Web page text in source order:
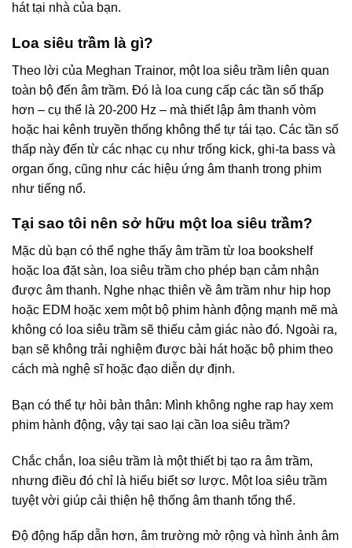
hát tại nhà của bạn.
Loa siêu trầm là gì?
Theo lời của Meghan Trainor, một loa siêu trầm liên quan
toàn bộ đến âm trầm. Đó là loa cung cấp các tần số thấp
hơn – cụ thể là 20-200 Hz – mà thiết lập âm thanh vòm
hoặc hai kênh truyền thống không thể tự tái tạo. Các tần số
thấp này đến từ các nhạc cụ như trống kick, ghi-ta bass và
organ ống, cũng như các hiệu ứng âm thanh trong phim
như tiếng nổ.
Tại sao tôi nên sở hữu một loa siêu trầm?
Mặc dù bạn có thể nghe thấy âm trầm từ loa bookshelf
hoặc loa đặt sàn, loa siêu trầm cho phép bạn cảm nhận
được âm thanh. Nghe nhạc thiên về âm trầm như hip hop
hoặc EDM hoặc xem một bộ phim hành động mạnh mẽ mà
không có loa siêu trầm sẽ thiếu cảm giác nào đó. Ngoài ra,
bạn sẽ không trải nghiệm được bài hát hoặc bộ phim theo
cách mà nghệ sĩ hoặc đạo diễn dự định.
Bạn có thể tự hỏi bản thân: Mình không nghe rap hay xem
phim hành động, vậy tại sao lại cần loa siêu trầm?
Chắc chắn, loa siêu trầm là một thiết bị tạo ra âm trầm,
nhưng điều đó chỉ là hiểu biết sơ lược. Một loa siêu trầm
tuyệt vời giúp cải thiện hệ thống âm thanh tổng thể.
Độ động hấp dẫn hơn, âm trường mở rộng và hình ảnh âm